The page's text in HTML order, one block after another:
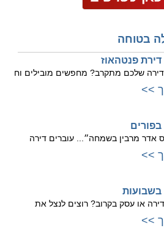
בטוחה
פנטהאוז
שלכם מתקרב? מחפשים מובילים וח
>>
אדר מרבין בשמחה״... עוברים דירה
>>
בשבועות
או עסק בקרוב? רוצים לנצל את
>>